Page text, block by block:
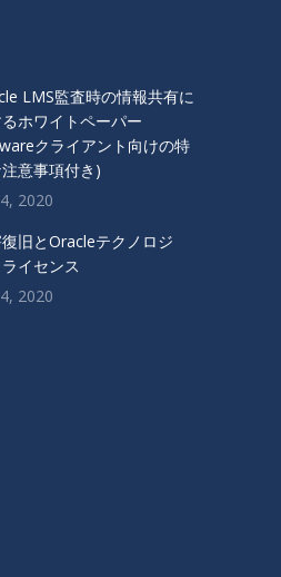
LMS監査時の情報共有に
ホワイトペーパー
クライアント向けの特
意事項付き)
2020
旧とOracleテクノロジ
イセンス
2020